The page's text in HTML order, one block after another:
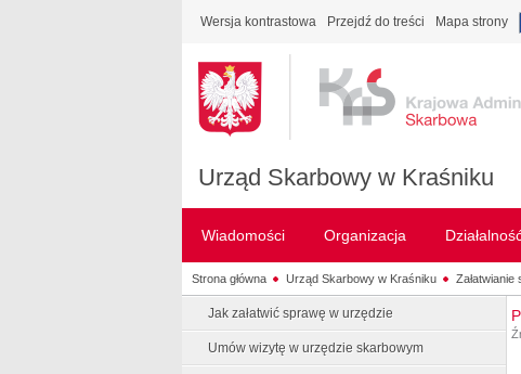
Wersja kontrastowa Przejdź do treści Mapa strony
Urząd Skarbowy w Kraśniku
Wiadomości Organizacja
Strona główna Urząd Skarbowy w Kraśniku Załatwianie
Jak załatwić sprawę w urzędzie
Umów wizytę w urzędzie skarbowym